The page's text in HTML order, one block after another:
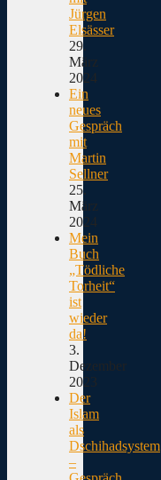
Jürgen
Elsässer
29.
März
2024
Ein
neues
Gespräch
mit
Martin
Sellner
25.
März
2024
Mein
Buch
„Tödliche
Torheit“
ist
wieder
da!
3.
Dezember
2023
Der
Islam
als
Dschihadsystem
–